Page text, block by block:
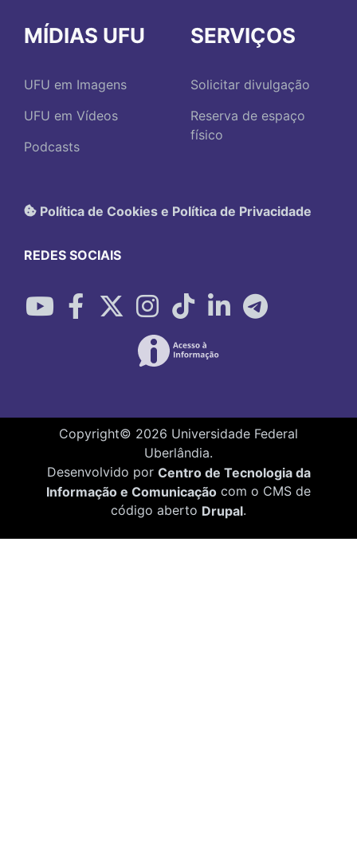
MÍDIAS UFU
UFU em Imagens
UFU em Vídeos
Podcasts
SERVIÇOS
Solicitar divulgação
Reserva de espaço
físico
Política de Cookies e Política de Privacidade
REDES SOCIAIS
Copyright© 2026 Universidade Federal
Uberlândia.
Desenvolvido por Centro de Tecnologia da
Informação e Comunicação com o CMS de
código aberto Drupal.